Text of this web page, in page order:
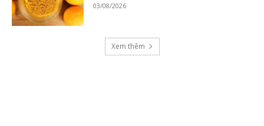
03/08/2026
Xem thêm